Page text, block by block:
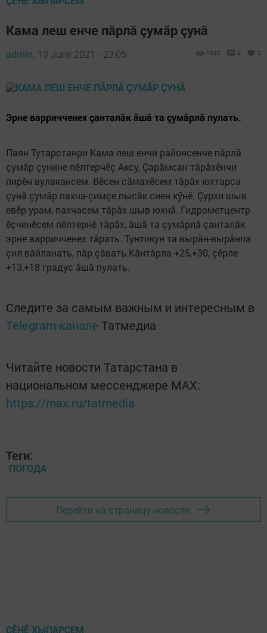
Кама леш енче пăрлă çумăр çунă
admin, 13 June 2021 - 23:05 1030 0 0
Эрне варричченех çанталăк ăшă та çумăрлă пулать.
Паян Тутарстанри Кама леш енчи районсенче пăрлă
çумăр çунине пӗлтерчӗç Аксу, Çарăмсан тăрăхӗнчи
пирӗн вулакансем. Вӗсен сăмахӗсем тăрăх юхтарса
çунă çумăр пахча-çимçе пысăк сиен кӳнӗ. Çурхи шыв
евӗр урам, пахчасем тăрăх шыв юхнă. Гидрометцентр
ӗçченӗсем пӗлтернӗ тăрăх, ăшă та çумăрлă çанталăк
эрне варричченех тăрать. Тунтикун та вырăн-вырăнпа
çил вăйланать, пăр çăвать.Кăнтăрла +25,+30, çӗрле
+13,+18 градус ăшă пулать.
Следите за самым важным и интересным в
Telegram-канале Татмедиа
Читайте новости Татарстана в
национальном мессенджере MАХ:
https://max.ru/tatmedia
Теги:
ПОГОДА
Перейти на страницу новости
ÇӖНӖ ХЫПАРСЕМ